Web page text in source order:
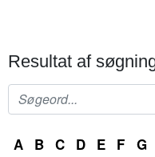
Resultat af
A B C D E F G